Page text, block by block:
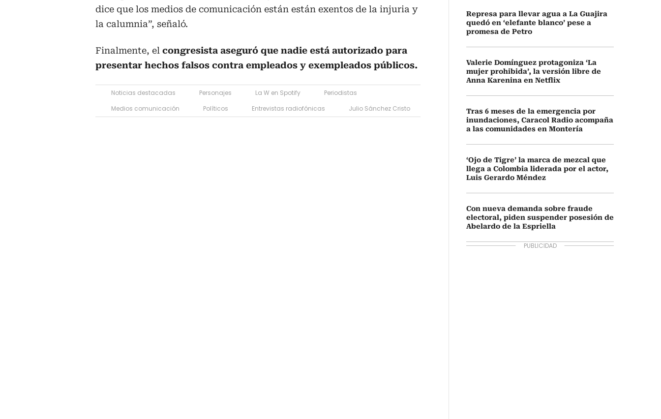
dice que los medios de comunicación están están exentos de la injuria y
la calumnia”, señaló.
Finalmente, el congresista aseguró que nadie está autorizado para
presentar hechos falsos contra empleados y exempleados públicos.
Noticias destacadas Personajes La W en Spotify
Periodistas
Medios comunicación
Políticos Entrevistas radiofónicas Julio Sánchez Cristo
Represa para llevar agua a La Guajira
quedó en ‘elefante blanco’ pese a
promesa de Petro
Valerie Domínguez protagoniza ‘La
mujer prohibida’, la versión libre de
Anna Karenina en Netflix
Tras 6 meses de la emergencia por
inundaciones, Caracol Radio acompaña
a las comunidades en Montería
‘Ojo de Tigre’ la marca de mezcal que
llega a Colombia liderada por el actor,
Luis Gerardo Méndez
Con nueva demanda sobre fraude
electoral, piden suspender posesión de
Abelardo de la Espriella